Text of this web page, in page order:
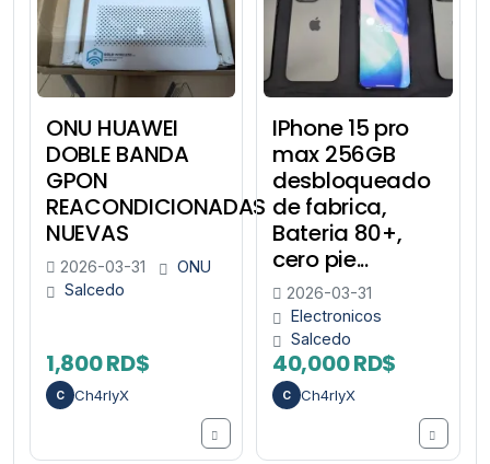
ONU HUAWEI
DOBLE BANDA
GPON
REACONDICIONADAS
NUEVAS
2026-03-31
ONU
Salcedo
1,800 RD$
C Ch4rlyX
IPhone 15 pro
max 256GB
desbloqueado
de fabrica,
Bateria 80+,
cero pie...
2026-03-31
Electronicos
Salcedo
40,000 RD$
C Ch4rlyX